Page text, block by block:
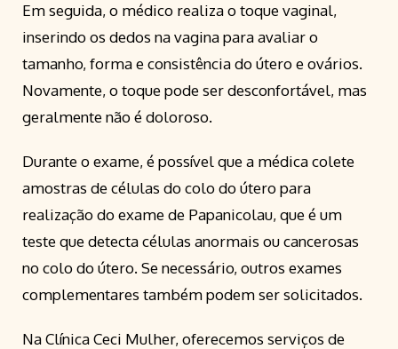
Em seguida, o médico realiza o toque vaginal,
inserindo os dedos na vagina para avaliar o
tamanho, forma e consistência do útero e ovários.
Novamente, o toque pode ser desconfortável, mas
geralmente não é doloroso.
Durante o exame, é possível que a médica colete
amostras de células do colo do útero para
realização do exame de Papanicolau, que é um
teste que detecta células anormais ou cancerosas
no colo do útero. Se necessário, outros exames
complementares também podem ser solicitados.
Na Clínica Ceci Mulher, oferecemos serviços de